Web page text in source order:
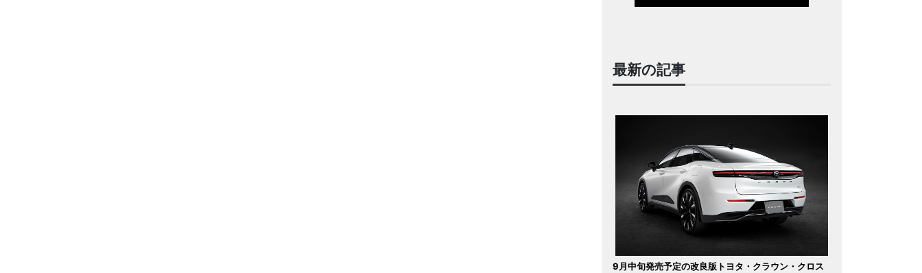
最新の記事
9月中旬発売予定の改良版トヨタ・クラウン・クロス